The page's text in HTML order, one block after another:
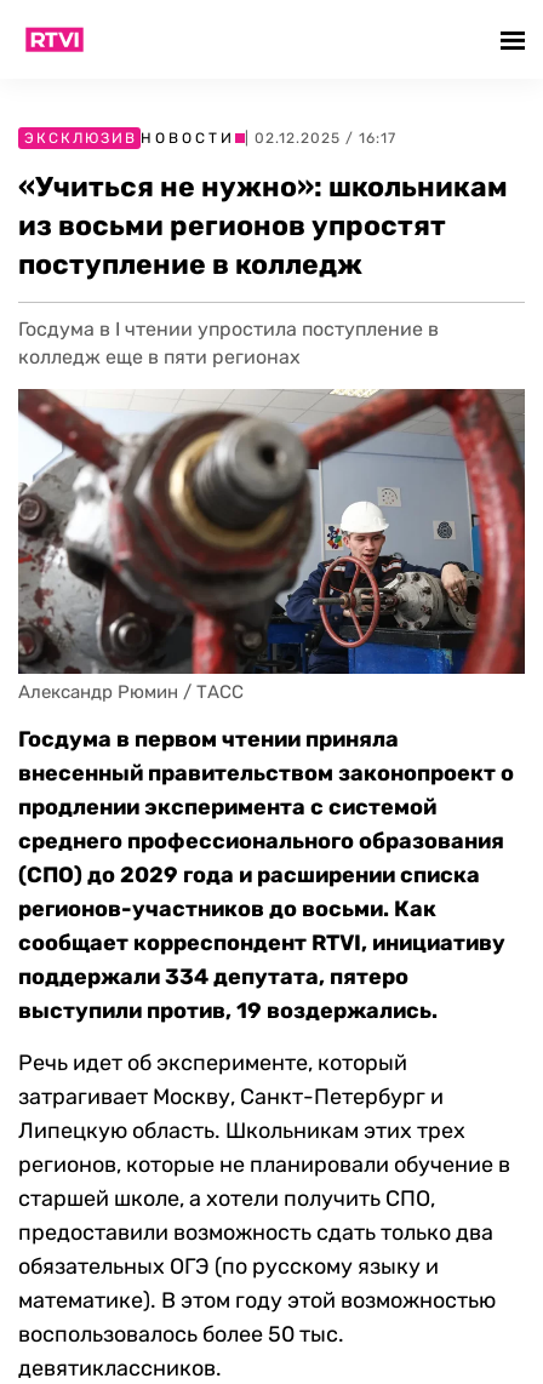
ЭКСКЛЮЗИВ НОВОСТИ | 02.12.2025 / 16:17
«Учиться не нужно»: школьникам
из восьми регионов упростят
поступление в колледж
Госдума в I чтении упростила поступление в
колледж еще в пяти регионах
Александр Рюмин / ТАСС
Госдума в первом чтении приняла
внесенный правительством законопроект о
продлении эксперимента с системой
среднего профессионального образования
(СПО) до 2029 года и расширении списка
регионов-участников до восьми. Как
сообщает корреспондент RTVI, инициативу
поддержали 334 депутата, пятеро
выступили против, 19 воздержались.
Речь идет об эксперименте, который
затрагивает Москву, Санкт-Петербург и
Липецкую область. Школьникам этих трех
регионов, которые не планировали обучение в
старшей школе, а хотели получить СПО,
предоставили возможность сдать только два
обязательных ОГЭ (по русскому языку и
математике). В этом году этой возможностью
воспользовалось более 50 тыс.
девятиклассников.